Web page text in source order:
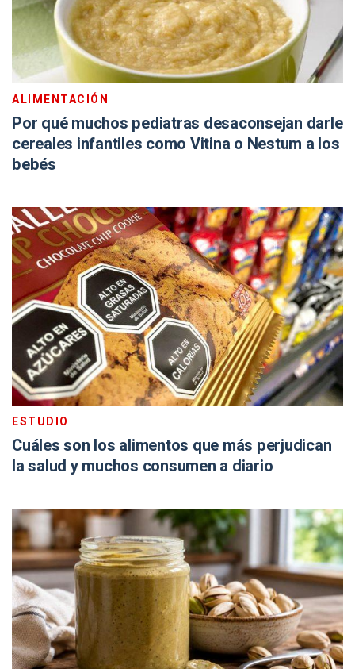
ALIMENTACIÓN
Por qué muchos pediatras desaconsejan darle
cereales infantiles como Vitina o Nestum a los
bebés
ESTUDIO
Cuáles son los alimentos que más perjudican
la salud y muchos consumen a diario